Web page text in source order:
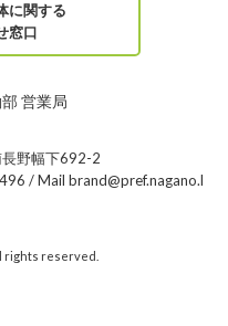
に関する
窓口
営業局
野幅下692-2
/ Mail brand@pref.nagano.l
rights reserved.